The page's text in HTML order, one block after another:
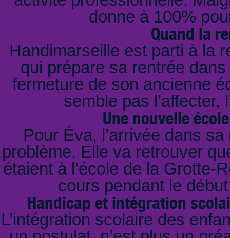
donne à 100%
Quand la
Handimarseille est parti à la
qui prépare sa rentrée
fermeture de son ancienne
semble pas
Une nouvelle
Pour Éva, l’arrivée dans
problème. Elle va retrouver
étaient à l’école de la Grotte-
cours pendant le
Handicap et intégration
L’intégration scolaire des